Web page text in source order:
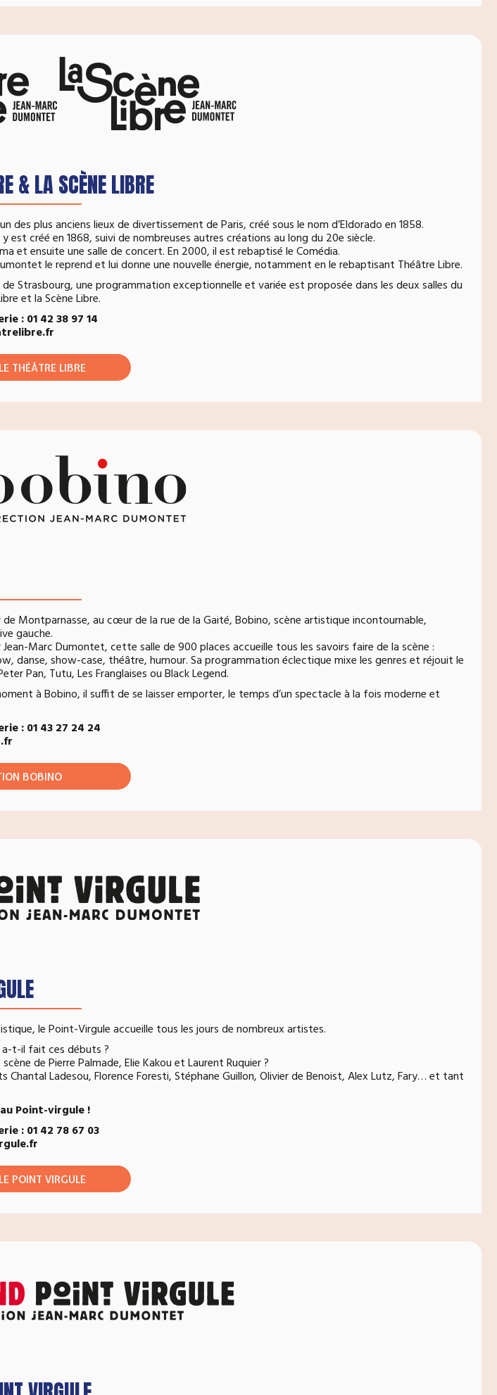
& LA SCÈNE LIBRE
des plus anciens lieux de divertissement de Paris, créé sous le nom d’Eldorado en 1858.
y est créé en 1868, suivi de nombreuses autres créations au long du 20e siècle.
et ensuite une salle de concert. En 2000, il est rebaptisé le Comédia.
le reprend et lui donne une nouvelle énergie, notamment en le rebaptisant Théâtre Libre.
Strasbourg, une programmation exceptionnelle et variée est proposée dans les deux salles du
et la Scène Libre.
: 01 42 38 97 14
THÉÂTRE LIBRE
de Montparnasse, au cœur de la rue de la Gaité, Bobino, scène artistique incontournable,
gauche.
Jean-Marc Dumontet, cette salle de 900 places accueille tous les savoirs faire de la scène :
danse, show-case, théâtre, humour. Sa programmation éclectique mixe les genres et réjouit le
Pan, Tutu, Les Franglaises ou Black Legend.
à Bobino, il suffit de se laisser emporter, le temps d’un spectacle à la fois moderne et
: 01 43 27 24 24
BOBINO
le Point-Virgule accueille tous les jours de nombreux artistes.
a-t-il fait ces débuts ?
de Pierre Palmade, Elie Kakou et Laurent Ruquier ?
Chantal Ladesou, Florence Foresti, Stéphane Guillon, Olivier de Benoist, Alex Lutz, Fary… et tant
Point-virgule !
: 01 42 78 67 03
POINT VIRGULE